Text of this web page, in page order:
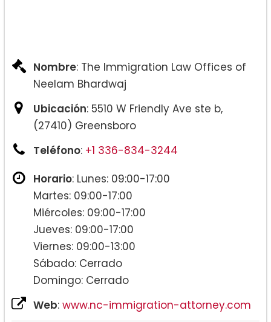
Nombre: The Immigration Law Offices of
Neelam Bhardwaj
Ubicación: 5510 W Friendly Ave ste b,
(27410) Greensboro
Teléfono: +1 336-834-3244
Horario: Lunes: 09:00-17:00
Martes: 09:00-17:00
Miércoles: 09:00-17:00
Jueves: 09:00-17:00
Viernes: 09:00-13:00
Sábado: Cerrado
Domingo: Cerrado
Web: www.nc-immigration-attorney.com